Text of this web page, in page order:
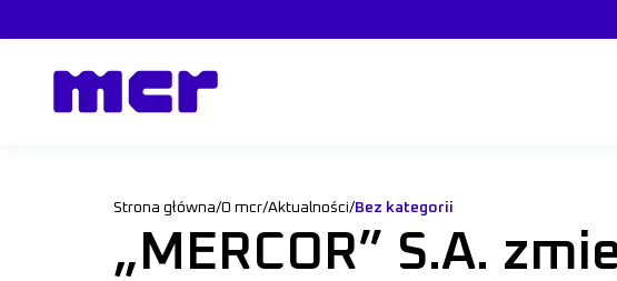
Strona główna/O mcr/Aktualności/Bez kategorii
„MERCOR” S.A.